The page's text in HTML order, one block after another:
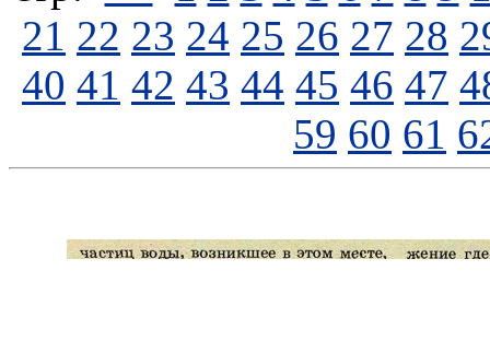
21 22 23 24 25 26 27 28
40 41 42 43 44 45 46 47
59 60 61